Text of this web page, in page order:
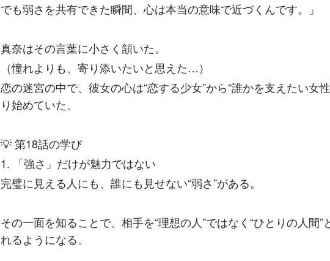
でも弱さを共有できた瞬間、心は本当の意味で近づくんです。」
真奈はその言葉に小さく頷いた。
（憧れよりも、寄り添いたいと思えた…）
恋の迷宮の中で、彼女の心は“恋する少女”から“誰かを支えたい女
り始めていた。
💡 第18話の学び
1. 「強さ」だけが魅力ではない
完璧に見える人にも、誰にも見せない“弱さ”がある。
その一面を知ることで、相手を“理想の人”ではなく“ひとりの人間”
れるようになる。